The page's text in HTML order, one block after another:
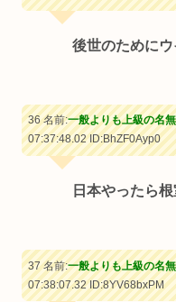
後世のために
36 名前:一般よりも上級の名
07:37:48.02ID:BhZF0Ayp0
日本やったら
37 名前:一般よりも上級の名
07:38:07.32ID:8YV68bxPM